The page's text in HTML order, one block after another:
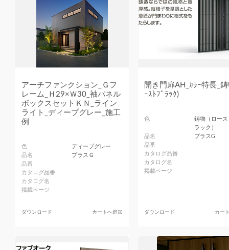
アーチファンクション_Ｇフ
レーム_Ｈ29×Ｗ30_袖パネル
ボックスセットＫＮ_ライン
ライト_ディープグレー_施工
例
色
ディープグレー
品名
プラスＧ
品番
カタログ品番
カタログ名
掲載ページ
ダウンロード カートへ追加
開き門扉AH_ｶﾗｰ特長_
ｰｽﾄﾌﾞﾗｯｸ)
色
鋳物（ロー
ラック）
品名
プラスG
品番
カタログ品番
カタログ名
掲載ページ
ダウンロード カー